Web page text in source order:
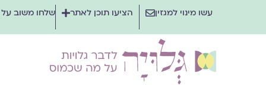
עשו מינוי למגזין הציעו תוכן לאתר שלחו משוב